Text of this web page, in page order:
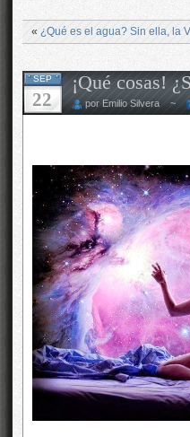
« ¿Qué es el agua? Sin ella, la
SEP
22
¡Qué cosas!
por Emilio Silvera ~